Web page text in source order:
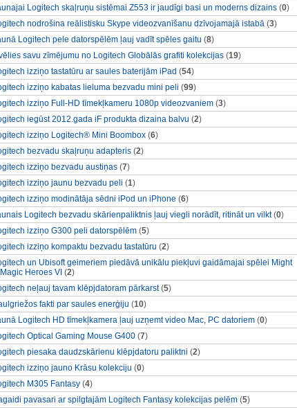
Logitech skaļruņu sistēmai Z553 ir jaudīgi basi un moderns dizains (0)
nodrošina reālistisku Skype videozvanīšanu dzīvojamajā istabā (3)
Logitech pele datorspēlēm ļauj vadīt spēles gaitu (8)
savu zīmējumu no Logitech Globālās grafiti kolekcijas (19)
izziņo tastatūru ar saules baterijām iPad (54)
izziņo kabatas lieluma bezvadu mini peli (99)
izziņo Full-HD tīmekļkameru 1080p videozvaniem (3)
iegūst 2012.gada iF produkta dizaina balvu (2)
izziņo Logitech® Mini Boombox (6)
bezvadu skaļruņu adapteris (2)
izziņo bezvadu austiņas (7)
izziņo jaunu bezvadu peli (1)
izziņo modinātāja sēdni iPod un iPhone (6)
Logitech bezvadu skārienpaliktnis ļauj viegli norādīt, ritināt un vilkt(0)
izziņo G300 peli datorspēlēm (5)
izziņo kompaktu bezvadu tastatūru (2)
un Ubisoft geimeriem piedāvā unikālu piekļuvi gaidāmajai spēlei Might
Heroes VI (2)
neļauj tavam klēpjdatoram pārkarst(5)
fakti par saules enerģiju (10)
Logitech HD tīmekļkamera ļauj uzņemt video Mac, PC datoriem (0)
Optical Gaming Mouse G400 (7)
piesaka daudzskārienu klēpjdatoru paliktni (2)
izziņo jauno Krāsu kolekciju (0)
M305 Fantasy (4)
pavasari ar spilgtajām Logitech Fantasy kolekcijas pelēm (5)